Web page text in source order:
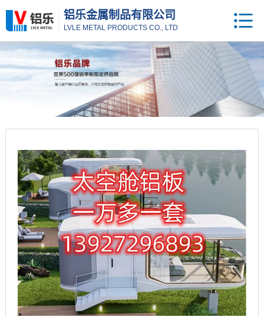
铝乐金属制品有限公司
LVLE METAL PRODUCTS CO., LTD